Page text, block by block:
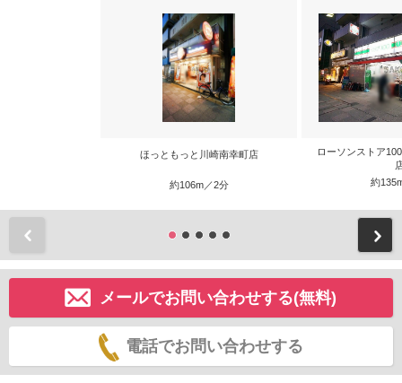
ほっともっと川崎南幸町店
約106m／2分
ローソンストア
約
メールでお問い合わせする(無料)
電話でお問い合わせする